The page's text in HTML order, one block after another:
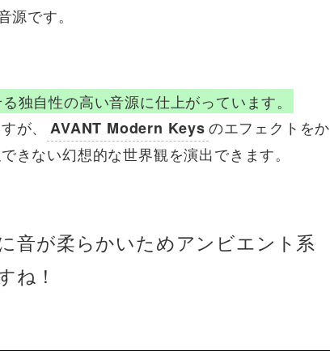
です。
独自性の高い音源に仕上がっています。
が、
AVANT Modern Keysのエフェクトをか
きない幻想的な世界観を演出できます。
音が柔らかいためアンビエント系
ね！